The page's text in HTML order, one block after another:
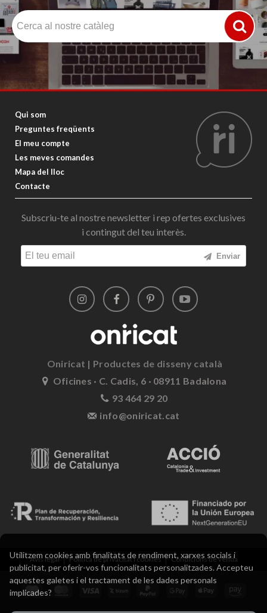
Qui som
Preguntes freqüents
El meu compte
Les meves comandes
Mapa del lloc
Contacte
Subscriu-te al nostre newsletter i rep ofertes exclusives
i contingut del teu interès.
Enviar
Oniricat | Productes de disseny català
Oficines · C. Cadis, 6 · 08911 Badalona
93 464 29 20
info@oniricat.cat
Avís legal Política de privacitat i cookies Condicions de venda
Utilitzem cookies amb finalitats de rendiment, xarxes socials i
publicitat, per oferir-vos funcionalitats personalitzades. Accepteu
aquestes galetes i el tractament de les dades personals
implicades?